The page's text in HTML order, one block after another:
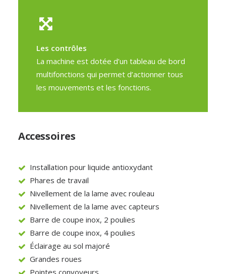
Les contrôles
La machine est dotée d’un tableau de bord
multifonctions qui permet d’actionner tous
les mouvements et les fonctions.
Accessoires
Installation pour liquide antioxydant
Phares de travail
Nivellement de la lame avec rouleau
Nivellement de la lame avec capteurs
Barre de coupe inox, 2 poulies
Barre de coupe inox, 4 poulies
Éclairage au sol majoré
Grandes roues
Pointes convoyeurs